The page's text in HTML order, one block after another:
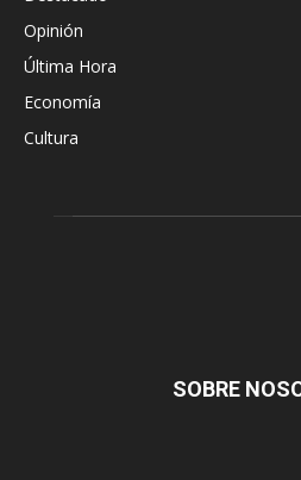
Opinión
Última Hora
Economía
Cultura
SOBRE